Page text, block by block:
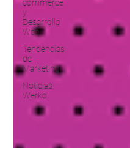
commerce
y
Desarrollo
Web
Tendencias
de
Marketing
Noticias
Werko